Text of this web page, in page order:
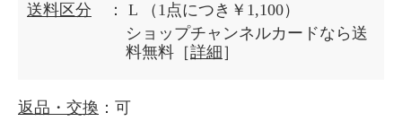
送料区分 ： L
（1点につき￥1,100）
ショップチャンネルカードなら送
料無料［詳細 ］
返品・交換 ：可